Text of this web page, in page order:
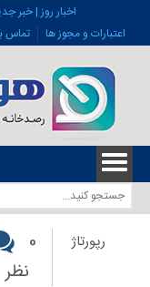
اخبار روز | خبر
اعتبارات و مجوز ها
تماس
رپورتاژ
0
نظر